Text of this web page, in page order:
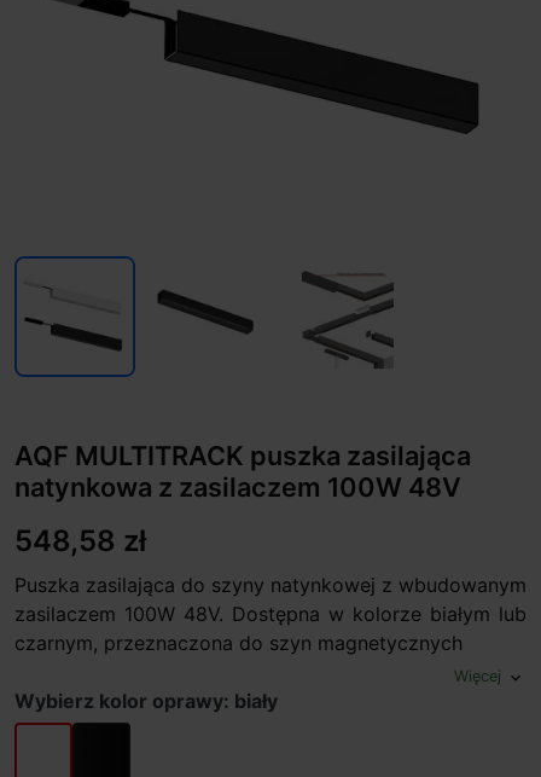
AQF MULTITRACK puszka zasilająca
natynkowa z zasilaczem 100W 48V
548,58 zł
Puszka zasilająca do szyny natynkowej z wbudowanym
zasilaczem 100W 48V. Dostępna w kolorze białym lub
czarnym, przeznaczona do szyn magnetycznych
Więcej expand_more
Wybierz kolor oprawy: biały
biały czarny